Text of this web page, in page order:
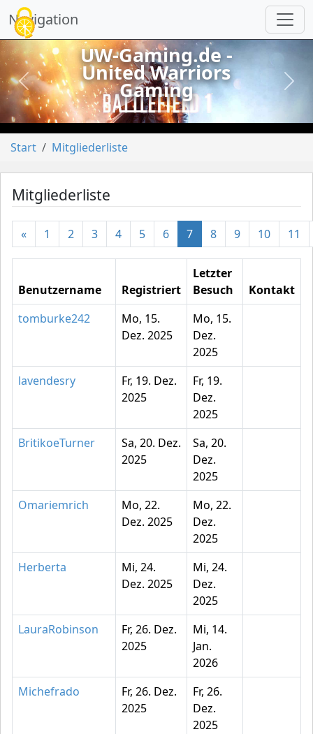
Navigation
vorheriges
UW-Gaming.de -
United Warriors
Gaming
Start Mitgliederliste
Mitgliederliste
« 1 2 3 4 5 6 7 8 9 10 11
Benutzername Registriert
Letzter
Besuch
Kontakt
tomburke242
Mo, 15.
Dez. 2025
Mo, 15.
Dez.
2025
lavendesry
Fr, 19. Dez.
2025
Fr, 19.
Dez.
2025
BritikoeTurner
Sa, 20. Dez.
2025
Sa, 20.
Dez.
2025
Omariemrich
Mo, 22.
Dez. 2025
Mo, 22.
Dez.
2025
Herberta
Mi, 24.
Dez. 2025
Mi, 24.
Dez.
2025
LauraRobinson
Fr, 26. Dez.
2025
Mi, 14.
Jan.
2026
Michefrado
Fr, 26. Dez.
2025
Fr, 26.
Dez.
2025
Cookie-Einstellungen